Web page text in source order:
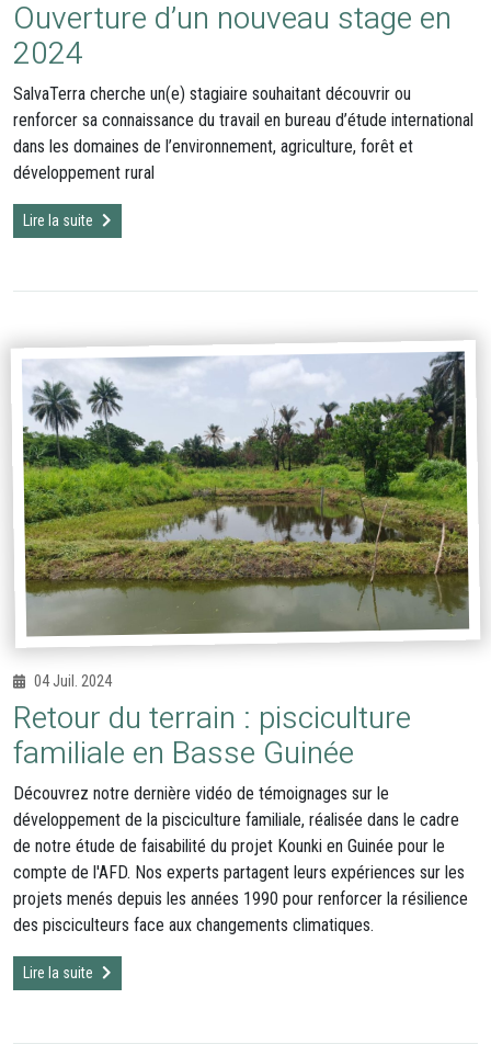
Ouverture d’un nouveau stage en
2024
SalvaTerra cherche un(e) stagiaire souhaitant découvrir ou
renforcer sa connaissance du travail en bureau d’étude international
dans les domaines de l’environnement, agriculture, forêt et
développement rural
Lire la suite
04 Juil. 2024
Retour du terrain : pisciculture
familiale en Basse Guinée
Découvrez notre dernière vidéo de témoignages sur le
développement de la pisciculture familiale, réalisée dans le cadre
de notre étude de faisabilité du projet Kounki en Guinée pour le
compte de l'AFD. Nos experts partagent leurs expériences sur les
projets menés depuis les années 1990 pour renforcer la résilience
des pisciculteurs face aux changements climatiques.
Lire la suite